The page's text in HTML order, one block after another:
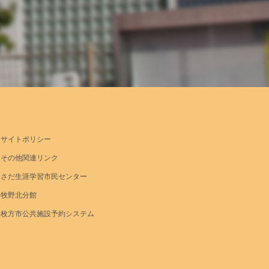
サイトポリシー
その他関連リンク
さだ生涯学習市民センター
牧野北分館
枚方市公共施設予約システム